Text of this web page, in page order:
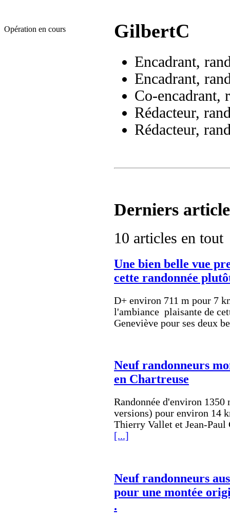
GilbertC
Encadrant,
Encadrant,
Co-encadrant,
Rédacteur,
Rédacteur,
Derniers
10 articles en tout
Une bien belle vue
cette randonnée
D+ environ 711 m pour 7
l'ambiance plaisante de
Geneviève pour ses deux
Neuf randonneurs
en Chartreuse
Randonnée d'environ
versions) pour environ 14
Thierry Vallet et Jean-Paul
[...]
Neuf randonneurs
pour une montée
.
Opération en cours